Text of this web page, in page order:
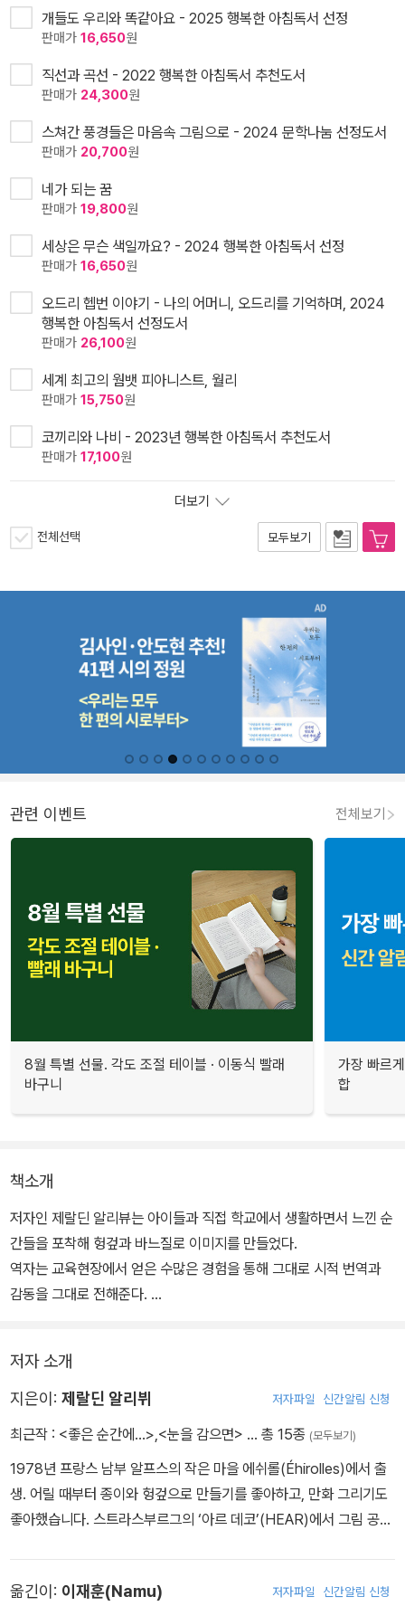
개들도 우리와 똑같아요 - 2025 행복한 아침독서 선정
판매가 16,650원
직선과 곡선 - 2022 행복한 아침독서 추천도서
판매가 24,300원
스쳐간 풍경들은 마음속 그림으로 - 2024 문학나눔 선정도서
판매가 20,700원
네가 되는 꿈
판매가 19,800원
세상은 무슨 색일까요? - 2024 행복한 아침독서 선정
판매가 16,650원
오드리 헵번 이야기 - 나의 어머니, 오드리를 기억하며, 2024
행복한 아침독서 선정도서
판매가 26,100원
세계 최고의 웜뱃 피아니스트, 월리
판매가 15,750원
코끼리와 나비 - 2023년 행복한 아침독서 추천도서
판매가 17,100원
더보기
전체선택 모두보기
관련 이벤트 전체보기
8월 특별 선물. 각도 조절 테이블 · 이동식 빨래
바구니
가장 빠르
합
책소개
저자인 제랄딘 알리뷰는 아이들과 직접 학교에서 생활하면서 느낀 순
간들을 포착해 헝겊과 바느질로 이미지를 만들었다.
역자는 교육현장에서 얻은 수많은 경험을 통해 그대로 시적 번역과
감동을 그대로 전해준다.
저자 소개
지은이: 제랄딘 알리뷔 저자파일 신간알림 신청
최근작 : <좋은 순간에...>,<눈을 감으면> … 총 15종 (모두보기)
1978년 프랑스 남부 알프스의 작은 마을 에쉬롤(Éhirolles)에서 출
생. 어릴 때부터 종이와 헝겊으로 만들기를 좋아하고, 만화 그리기도
좋아했습니다. 스트라스부르그의 ‘아르 데코’(HEAR)에서 그림 공부
모두에게 상상력과 위안을 주는 ‘눈을 감으면’(브와포레, 2017)으로
옮긴이: 이재훈(Namu) 저자파일 신간알림 신청